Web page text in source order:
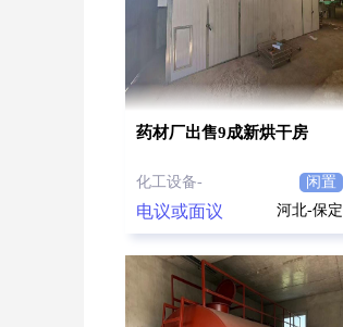
药材厂出售9成新烘干房
化工设备- 闲置
电议或面议 河北-保定